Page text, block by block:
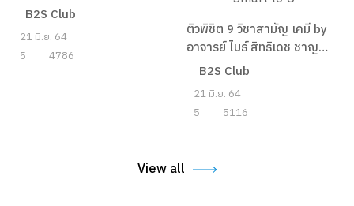
ตะลุยโจทย์สอบ ก.พ. พิชิตวิชา
ติวพิชิต 9 วิชาสามัญ เคมี by
อาจารย์ ไมธ์ สิทธิเดช ชาญ
บัญชา กับโครงการ B2S
Smart to U
B2S Club
21 มิ.ย. 64